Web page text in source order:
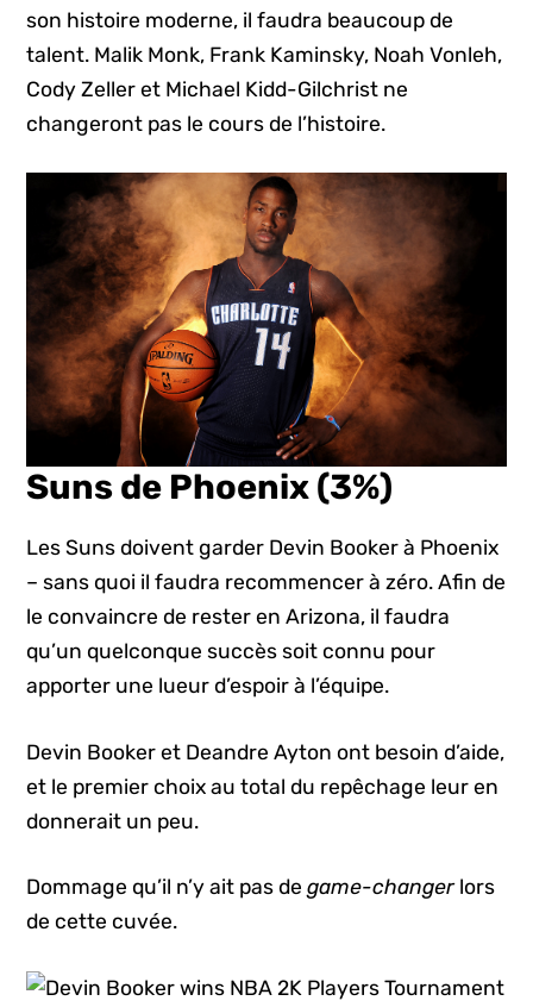
son histoire moderne, il faudra beaucoup de
talent. Malik Monk, Frank Kaminsky, Noah Vonleh,
Cody Zeller et Michael Kidd-Gilchrist ne
changeront pas le cours de l’histoire.
Suns de Phoenix (3%)
Les Suns doivent garder Devin Booker à Phoenix
– sans quoi il faudra recommencer à zéro. Afin de
le convaincre de rester en Arizona, il faudra
qu’un quelconque succès soit connu pour
apporter une lueur d’espoir à l’équipe.
Devin Booker et Deandre Ayton ont besoin d’aide,
et le premier choix au total du repêchage leur en
donnerait un peu.
Dommage qu’il n’y ait pas degame-changer lors
de cette cuvée.